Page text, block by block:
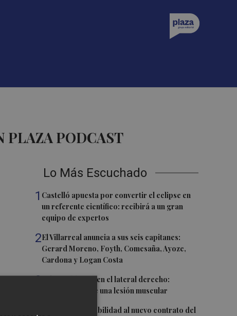
PLAZA PODCAST
Lo Más Escuchado
1 Castelló apuesta por convertir el eclipse en
un referente científico: recibirá a un gran
equipo de expertos
2El Villarreal anuncia a sus seis capitanes:
Gerard Moreno, Foyth, Comesaña, Ayoze,
Cardona y Logan Costa
3Más problemas en el lateral derecho:
Monferrer sufre una lesión muscular
San Javier da viabilidad al nuevo contrato del